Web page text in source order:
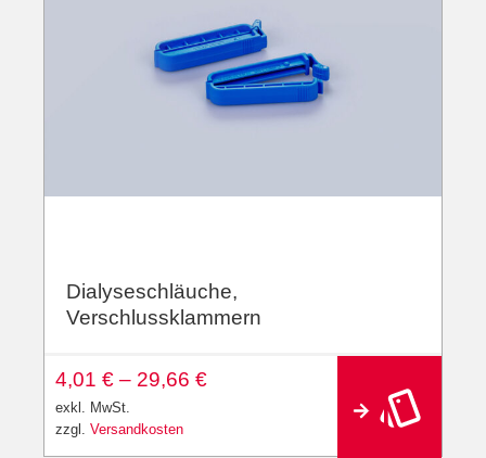
Dialyseschläuche,
Verschlussklammern
4,01 € – 29,66 €
exkl. MwSt.
zzgl. Versandkosten